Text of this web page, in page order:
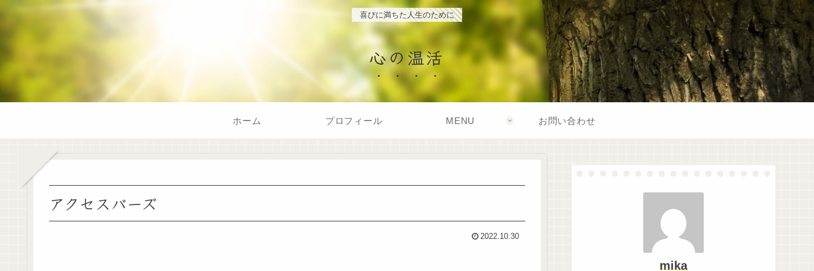
喜びに満ちた人生のために
心の温活
ホーム プロフィール MENU お問い合わせ
アクセスバーズ
2022.10.30
mika